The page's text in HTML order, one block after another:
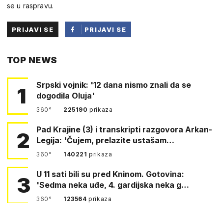
se u raspravu.
PRIJAVI SE
PRIJAVI SE
TOP NEWS
1
Srpski vojnik: '12 dana nismo znali da se
dogodila Oluja'
360° 225190prikaza
2
Pad Krajine (3) i transkripti razgovora Arkan-
Legija: 'Čujem, prelazite ustašam…
360° 140221prikaza
3
U 11 sati bili su pred Kninom. Gotovina:
'Sedma neka uđe, 4. gardijska neka g…
360° 123564prikaza